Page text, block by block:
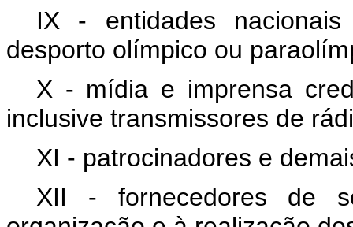
IX - entidades
desporto olímpico ou
X - mídia e imprensa
inclusive transmissores de
XI - patrocinadores e
XII - fornecedores de